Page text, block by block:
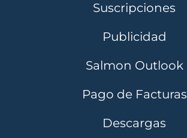
Suscripciones
Publicidad
Salmon Outlook
Pago de Facturas
Descargas